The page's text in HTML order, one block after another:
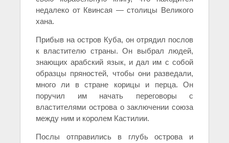
недалеко от Квинсая — столицы Великого
хана.
Прибыв на остров Куба, он отрядил послов
к властителю страны. Он выбрал людей,
знающих арабский язык, и дал им с собой
образцы пряностей, чтобы они разведали,
много ли в стране корицы и перца. Он
поручил им начать переговоры с
властителями острова о заключении союза
между ним и королем Кастилии.
Послы отправились в глубь острова и